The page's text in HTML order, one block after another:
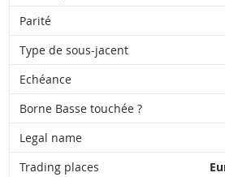
Parité
Type de sous-jacent
Echéance
Borne Basse touchée ?
Legal name
Trading places